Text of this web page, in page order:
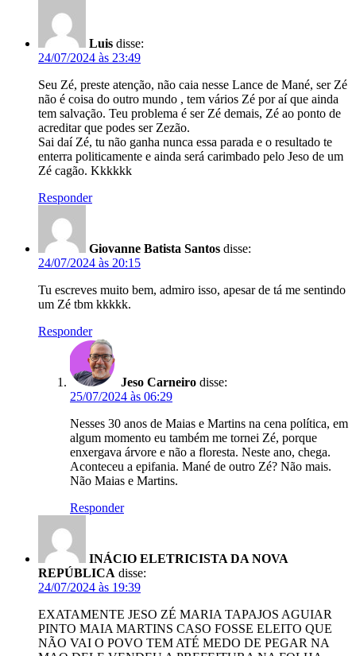
Luis disse:
24/07/2024 às 23:49
Seu Zé, preste atenção, não caia nesse Lance de Mané, ser Zé
não é coisa do outro mundo , tem vários Zé por aí que ainda
tem salvação. Teu problema é ser Zé demais, Zé ao ponto de
acreditar que podes ser Zezão.
Sai daí Zé, tu não ganha nunca essa parada e o resultado te
enterra politicamente e ainda será carimbado pelo Jeso de um
Zé cagão. Kkkkkk
Responder
Giovanne Batista Santos disse:
24/07/2024 às 20:15
Tu escreves muito bem, admiro isso, apesar de tá me sentindo
um Zé tbm kkkkk.
Responder
Jeso Carneiro disse:
25/07/2024 às 06:29
Nesses 30 anos de Maias e Martins na cena política, em
algum momento eu também me tornei Zé, porque
enxergava árvore e não a floresta. Neste ano, chega.
Aconteceu a epifania. Mané de outro Zé? Não mais.
Não Maias e Martins.
Responder
INÁCIO ELETRICISTA DA NOVA
REPÚBLICA disse:
24/07/2024 às 19:39
EXATAMENTE JESO ZÉ MARIA TAPAJOS AGUIAR
PINTO MAIA MARTINS CASO FOSSE ELEITO QUE
NÃO VAI O POVO TEM ATÉ MEDO DE PEGAR NA